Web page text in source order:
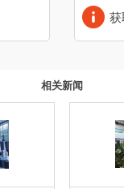
获
相关新闻